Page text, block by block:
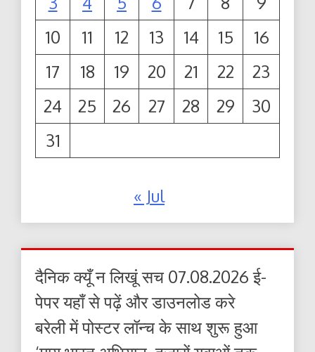
10
11 12 13 14 15
16
17
18 19 20 21 22
23
24
25 26 27 28 29
30
31
« Jul
दैनिक क्यूँ न लिखूं सच 07.08.2026 ई-
पेपर यहाँ से पढ़ें और डाउनलोड करे
बरेली में पोस्टर लॉन्च के साथ शुरू हुआ